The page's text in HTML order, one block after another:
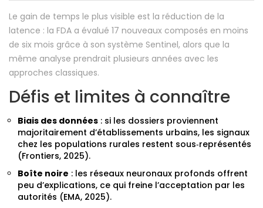
Le gain de temps le plus visible est la réduction de la
latence : la FDA a évalué 17 nouveaux composés en moins
de six mois grâce à son système Sentinel, alors que la
même analyse prendrait plusieurs années avec les
approches classiques.
Défis et limites à connaître
Biais des données : si les dossiers proviennent
majoritairement d’établissements urbains, les signaux
chez les populations rurales restent sous‑représentés
(Frontiers, 2025).
Boîte noire : les réseaux neuronaux profonds offrent
peu d’explications, ce qui freine l’acceptation par les
autorités (EMA, 2025).